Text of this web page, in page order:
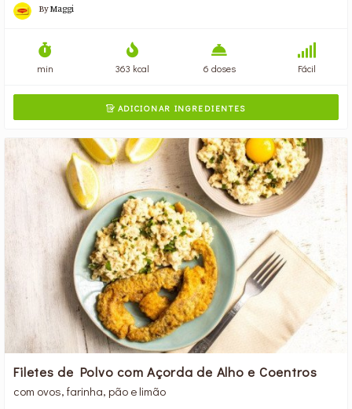
ByMaggi
min 363 kcal 6 doses Fácil
ADICIONAR INGREDIENTES
Filetes de Polvo com Açorda de Alho e Coentros
com ovos, farinha, pão e limão